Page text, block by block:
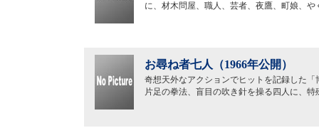
に、材木問屋、職人、芸者、夜鷹、町娘、
お尋ね者七人（1966年公開）
奇想天外なアクションでヒットを記録した
片足の拳法、盲目の吹き針を操る四人に、